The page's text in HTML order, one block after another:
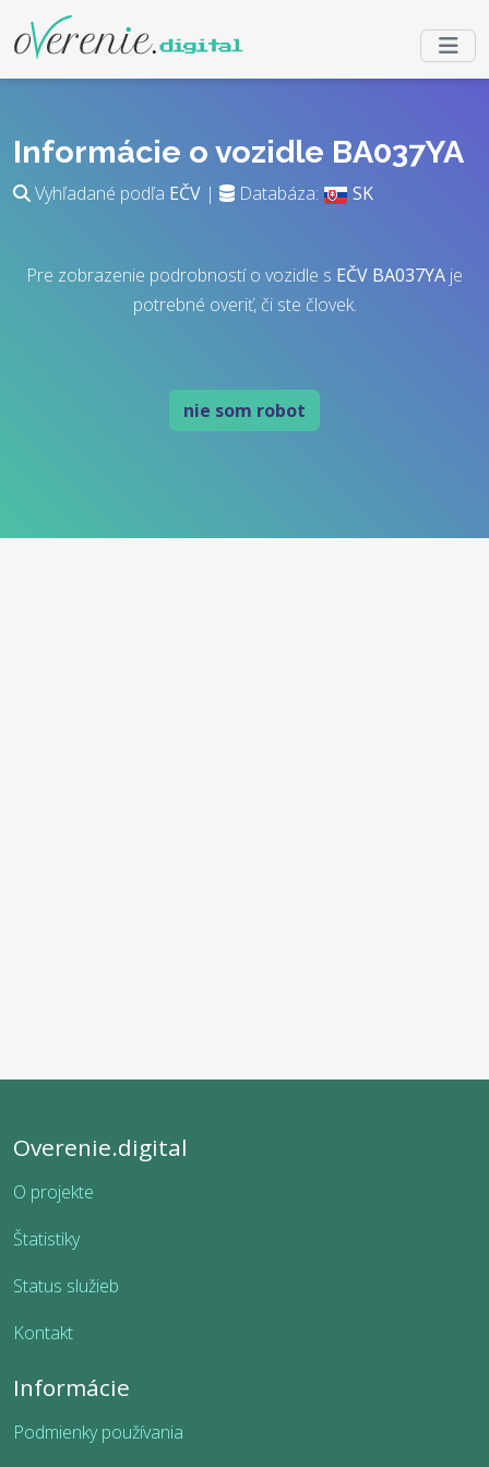
Informácie o vozidle BA037YA
Vyhľadané podľa EČV | Databáza: SK
Pre zobrazenie podrobností o vozidle s EČV BA037YA je
potrebné overiť, či ste človek.
nie som robot
Overenie.digital
O projekte
Štatistiky
Status služieb
Kontakt
Informácie
Podmienky používania